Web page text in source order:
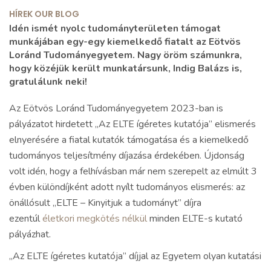
HÍREK OUR BLOG
Idén ismét nyolc tudományterületen támogat
munkájában egy-egy kiemelkedő fiatalt az Eötvös
Loránd Tudományegyetem. Nagy öröm számunkra,
hogy közéjük került munkatársunk, Indig Balázs is,
gratulálunk neki!
Az Eötvös Loránd Tudományegyetem 2023-ban is
pályázatot hirdetett „Az ELTE ígéretes kutatója” elismerés
elnyerésére a fiatal kutatók támogatása és a kiemelkedő
tudományos teljesítmény díjazása érdekében. Újdonság
volt idén, hogy a felhívásban már nem szerepelt az elmúlt 3
évben különdíjként adott nyílt tudományos elismerés: az
önállósult „ELTE – Kinyitjuk a tudományt” díjra
ezentúléletkori megkötés nélkülminden ELTE-s kutató
pályázhat.
„Az ELTE ígéretes kutatója” díjjal az Egyetem olyan kutatási